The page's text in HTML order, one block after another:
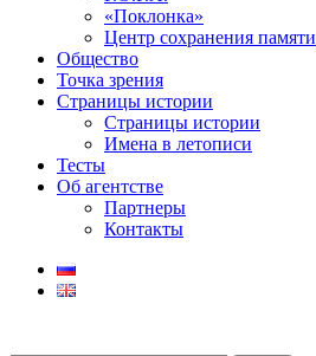
«Поклонка»
Центр сохранения памяти
Общество
Точка зрения
Страницы истории
Страницы истории
Имена в летописи
Тесты
Об агентстве
Партнеры
Контакты